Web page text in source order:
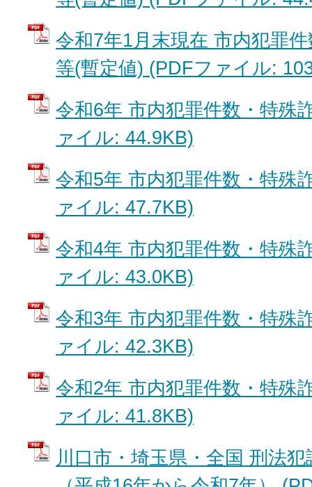
令和7年1月末現在 市内犯罪
等(暫定値) (PDFファイル:
令和6年 市内犯罪件数・特殊
ァイル: 44.9KB)
令和5年 市内犯罪件数・特殊
ァイル: 47.7KB)
令和4年 市内犯罪件数・特殊
ァイル: 43.0KB)
令和3年 市内犯罪件数・特殊
ァイル: 42.3KB)
令和2年 市内犯罪件数・特殊
ァイル: 41.8KB)
川口市・埼玉県・全国 刑法